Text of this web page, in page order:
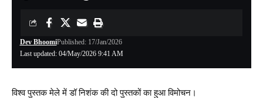
Last updated: 04/May/2026 9:41 AM
Dev BhoomiPublished: 17/Jan/2026
विश्व पुस्तक मेले में डॉ निशंक की दो पुस्तकों का हुआ विमोचन।